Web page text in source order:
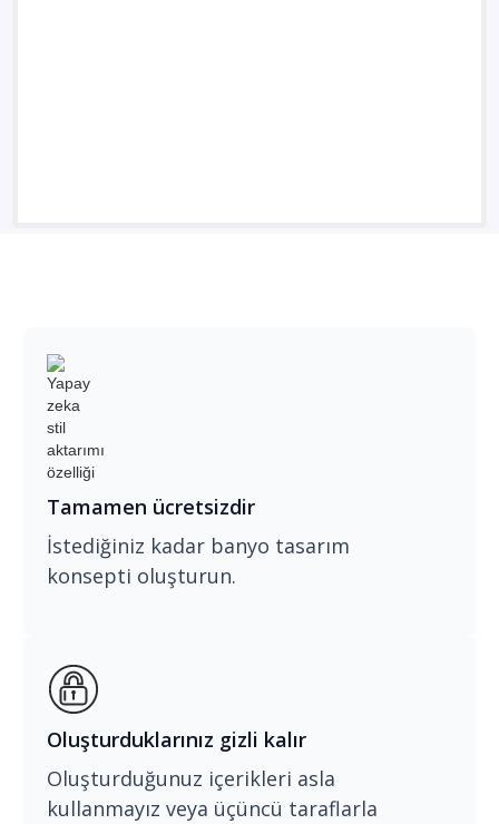
Tamamen ücretsizdir
İstediğiniz kadar banyo tasarım
konsepti oluşturun.
Oluşturduklarınız gizli kalır
Oluşturduğunuz içerikleri asla
kullanmayız veya üçüncü taraflarla